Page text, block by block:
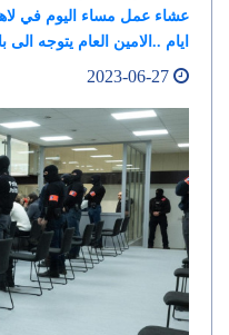
عشاء عمل مساء اليوم في
ايام ..الامين العام يتوجه الى